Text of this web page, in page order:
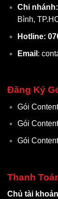
Chi nhánh:
Bình,
Hotline:
Email :
Đăng Ký
Gói
Gói
Gói
Thanh
Chủ tài